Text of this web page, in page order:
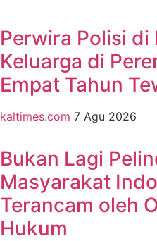
Perwira Polisi di
Keluarga di
Empat Tahun
kaltimes.com 7 Agu 2026
Bukan Lagi
Masyarakat
Terancam oleh
Hukum